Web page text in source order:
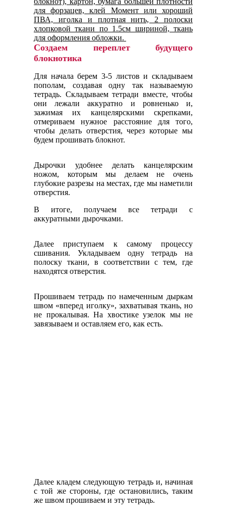
для форзацев, клей Момент или хороший
ПВА, иголка и плотная нить, 2 полоски
хлопковой ткани по 1.5см шириной, ткань
для оформления обложки.
Создаем переплет будущего
блокнотика
Для начала берем 3-5 листов и складываем
пополам, создавая одну так называемую
тетрадь. Складываем тетради вместе, чтобы
они лежали аккуратно и ровненько и,
зажимая их канцелярскими скрепками,
отмериваем нужное расстояние для того,
чтобы делать отверстия, через которые мы
будем прошивать блокнот.
Дырочки удобнее делать канцелярским
ножом, которым мы делаем не очень
глубокие разрезы на местах, где мы наметили
отверстия.
В итоге, получаем все тетради с
аккуратными дырочками.
Далее приступаем к самому процессу
сшивания. Укладываем одну тетрадь на
полоску ткани, в соответствии с тем, где
находятся отверстия.
Прошиваем тетрадь по намеченным дыркам
швом «вперед иголку», захватывая ткань, но
не прокалывая. На хвостике узелок мы не
завязываем и оставляем его, как есть.
Далее кладем следующую тетрадь и, начиная
с той же стороны, где остановились, таким
же швом прошиваем и эту тетрадь.